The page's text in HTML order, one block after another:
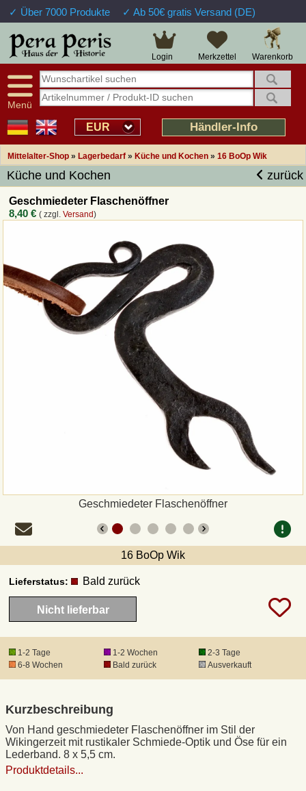
✓ Über 7000 Produkte ✓ Ab 50€ gratis Versand (DE)
Warenkorb
Merkzettel
Login
Menü
EUR Händler-Info
Mittelalter-Shop » Lagerbedarf » Küche und Kochen » 16 BoOp Wik
Küche und Kochen zurück
Geschmiedeter Flaschenöffner
8,40 € ( zzgl.Versand)
Geschmiedeter Flaschenöffner
16 BoOp Wik
Lieferstatus: Bald zurück
Nicht lieferbar
1-2 Tage 1-2 Wochen
2-3 Tage
6-8 Wochen
Bald zurück Ausverkauft
Kurzbeschreibung
Von Hand geschmiedeter Flaschenöffner im Stil der
Wikingerzeit mit rustikaler Schmiede-Optik und Öse für ein
Lederband. 8 x 5,5 cm.
Produktdetails...
Große Auswahl
Verfügbarkeitsanzeige
Sendungsverfolgung
Intelligente Navigation
Freundlicher Service
14 Tage Widerrufsrecht
Über 25 Jahre Erfahrung
Schnelle Rücküberweisung
Kulant bei Retouren
Prof. Auftragsabwicklung
Übersicht Mittelalter-Produkte
Impressum
Widerrufsfunktion
Rückruf-Service
Zahlungsweisen
Versandarten und Retouren
UPS
DHL Paket
DHL Kleinpaket
Waffenrecht und FSK 18
Produkthaftung